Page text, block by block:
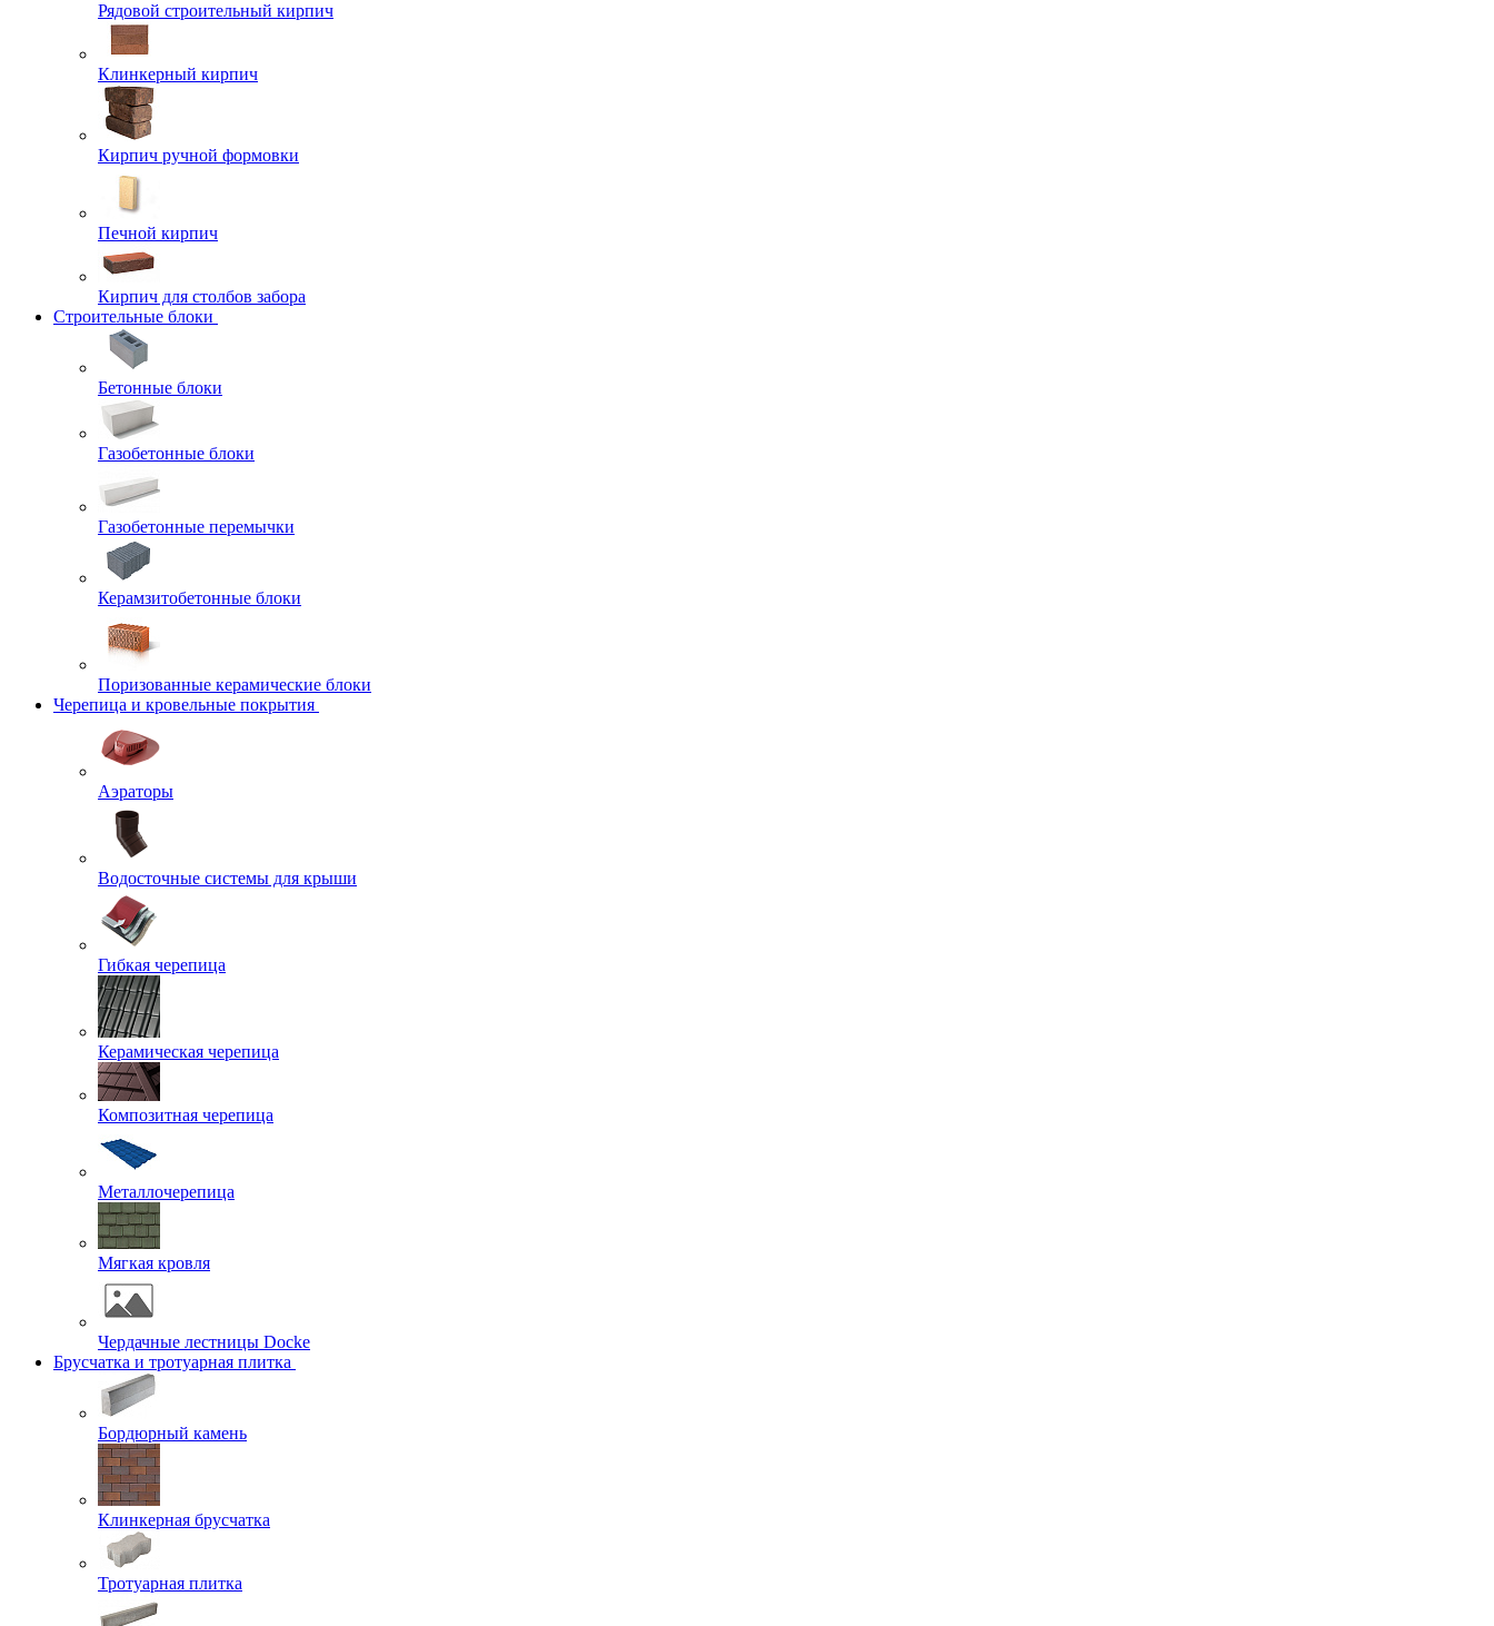
Рядовой строительный кирпич
Клинкерный кирпич
Кирпич ручной формовки
Печной кирпич
Кирпич для столбов забора
Строительные блоки
Бетонные блоки
Газобетонные блоки
Газобетонные перемычки
Керамзитобетонные блоки
Поризованные керамические блоки
Черепица и кровельные покрытия
Аэраторы
Водосточные системы для крыши
Гибкая черепица
Керамическая черепица
Композитная черепица
Металлочерепица
Мягкая кровля
Чердачные лестницы Docke
Брусчатка и тротуарная плитка
Бордюрный камень
Клинкерная брусчатка
Тротуарная плитка